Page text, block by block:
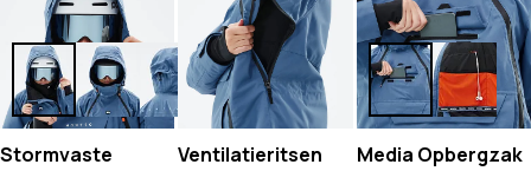
Stormvaste
Ventilatieritsen
Media Opbergzak